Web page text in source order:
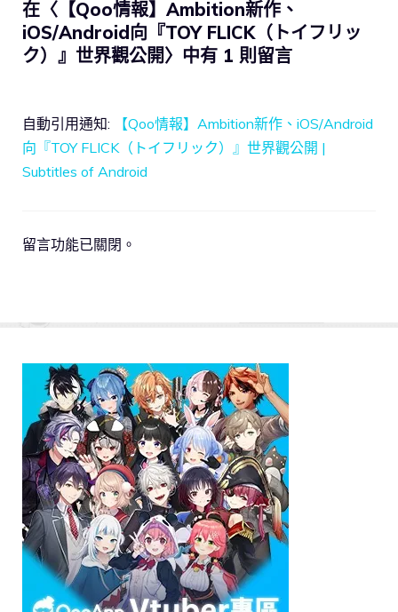
在〈【Qoo情報】Ambition新作、
iOS/Android向『TOY FLICK（トイフリッ
ク）』世界觀公開〉中有 1 則留言
自動引用通知:
【Qoo情報】Ambition新作、iOS/Android
向『TOY FLICK（トイフリック）』世界觀公開 |
Subtitles of Android
留言功能已關閉。